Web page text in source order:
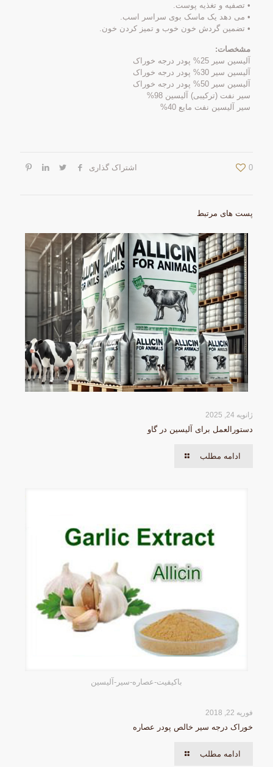
• تصفیه و تغذیه پوست.
• می دهد یک ماسک بوی سراسر اسب.
• تضمین گردش خون خوب و تمیز کردن خون.
مشخصات:
آلیسین سیر 25% پودر درجه خوراک
آلیسین سیر 30% پودر درجه خوراک
آلیسین سیر 50% پودر درجه خوراک
سیر نفت (ترکیبی) آلیسین 98%
سیر آلیسین نفت مایع 40%
اشتراک گذاری 0
پست های مرتبط
ژانویه 24, 2025
دستورالعمل برای آلیسین در گاو
ادامه مطلب
باکیفیت-عصاره-سیر-آلیسین
فوریه 22, 2018
خوراک درجه سیر خالص پودر عصاره
ادامه مطلب